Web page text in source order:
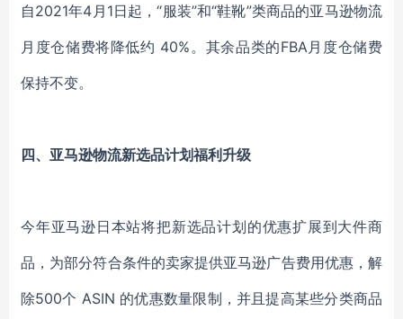
自2021年4月1日起，“服装”和“鞋靴”类商品的亚马逊物流
月度仓储费将降低约 40%。其余品类的FBA月度仓储费
保持不变。
四、亚马逊物流新选品计划福利升级
今年亚马逊日本站将把新选品计划的优惠扩展到大件商
品，为部分符合条件的卖家提供亚马逊广告费用优惠，解
除500个 ASIN 的优惠数量限制，并且提高某些分类商品